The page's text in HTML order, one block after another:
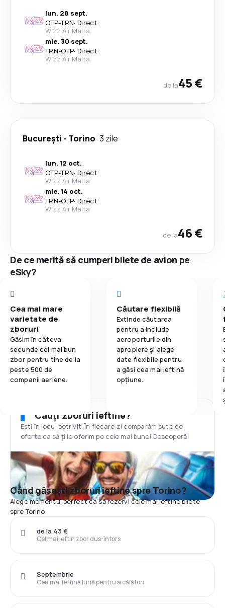
lun. 28 sept.
OTP-TRN· Direct
Wizz Air Malta
mie. 30 sept.
TRN-OTP· Direct
Wizz Air Malta
de la45 €
București - Torino 3 zile
lun. 12 oct.
OTP-TRN· Direct
Wizz Air Malta
mie. 14 oct.
TRN-OTP· Direct
Wizz Air Malta
de la46 €
De ce merită să cumperi bilete de avion pe
eSky?
Cea mai mare
varietate de
zboruri
Găsim în câteva
secunde cel mai bun
zbor pentru tine de la
peste 500 de
companii aeriene.
Căutare flexibilă
Extinde căutarea
pentru a include
aeroporturile din
apropiere și alege
date flexibile pentru
a găsi cea mai ieftină
opțiune.
Cauți zboruri ieftine?
Ești în locul potrivit. În fiecare zi comparăm sute de
oferte ca să ți le oferim pe cele mai bune! Descoperă!
Când găsești zboruri ieftine spre Torino?
Alege momentul perfect ca să rezervi cele mai ieftine bilete
spre Torino
Cel mai ieftin zbor dus-întors
de la 43 €
Cea mai ieftină lună pentru a călători
Septembrie